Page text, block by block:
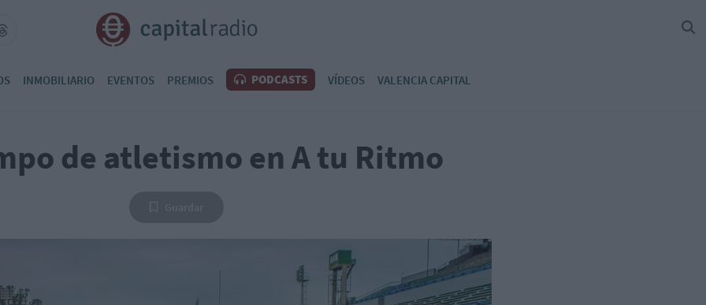
INMOBILIARIO EVENTOS PREMIOS PODCASTS VÍDEOS VALENCIA CAPITAL
de atletismo en A tu Ritmo